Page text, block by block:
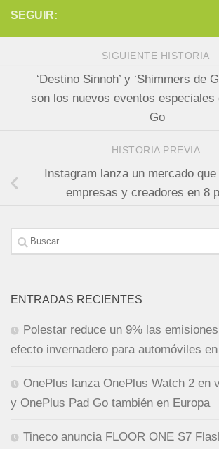
SEGUIR:
SIGUIENTE HISTORIA
‘Destino Sinnoh’ y ‘Shimmers de
son los nuevos eventos especiales
Go
HISTORIA PREVIA
Instagram lanza un mercado
empresas y creadores en 8
Buscar:
ENTRADAS RECIENTES
Polestar reduce un 9% las
efecto invernadero para automóviles
OnePlus lanza OnePlus Watch 2 en
y OnePlus Pad Go también en Europa
Tineco anuncia FLOOR ONE S7